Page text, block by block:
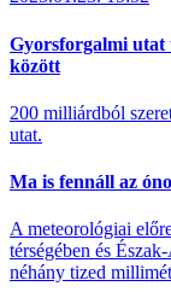
Gyorsforgalmi utat
között
200 milliárdból
utat.
Ma is fennáll az
A meteorológiai
térségében és
néhány tized